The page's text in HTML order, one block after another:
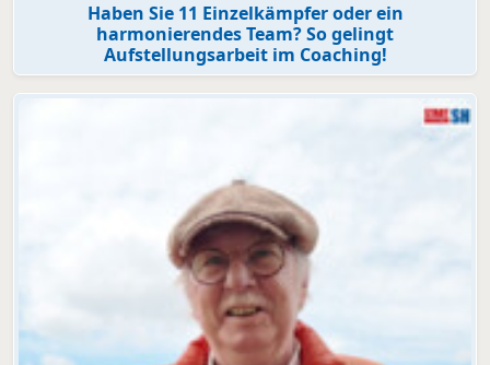
Haben Sie 11 Einzelkämpfer oder ein
harmonierendes Team? So gelingt
Aufstellungsarbeit im Coaching!